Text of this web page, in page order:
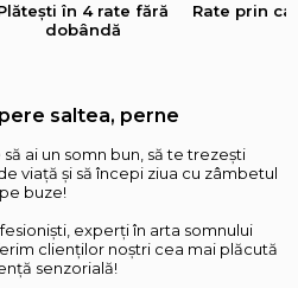
în 4 rate fără
dobândă
Rate prin
saltea, perne
ai un somn bun, să te trezești
viață și să începi ziua cu zâmbetul
pe buze!
experți în arta somnului
clienților noștri cea mai plăcută
senzorială!